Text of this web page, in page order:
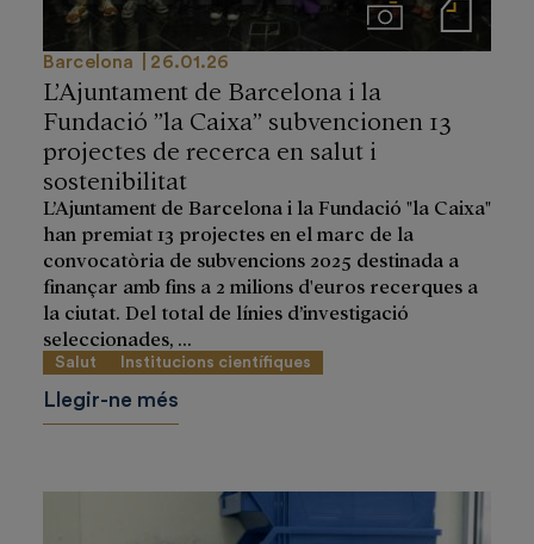
ImágenesNotas de prensa
Barcelona 26.01.26
L’Ajuntament de Barcelona i la
Fundació ”la Caixa” subvencionen 13
projectes de recerca en salut i
sostenibilitat
L’Ajuntament de Barcelona i la Fundació "la Caixa"
han premiat 13 projectes en el marc de la
convocatòria de subvencions 2025 destinada a
finançar amb fins a 2 milions d'euros recerques a
la ciutat. Del total de línies d’investigació
seleccionades, ...
Salut Institucions científiques
Llegir-ne més